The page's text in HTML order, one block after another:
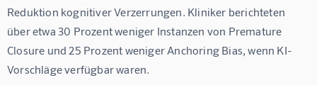
Reduktion kognitiver Verzerrungen. Kliniker berichteten
über etwa 30 Prozent weniger Instanzen von Premature
Closure und 25 Prozent weniger Anchoring Bias , wenn KI-
Vorschläge verfügbar waren.